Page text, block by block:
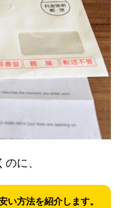
に、
い方法を紹介します。